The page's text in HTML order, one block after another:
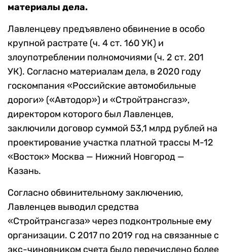
материалы дела.
Лавленцеву предъявлено обвинение в особо
крупной растрате (ч. 4 ст. 160 УК) и
злоупотреблении полномочиями (ч. 2 ст. 201
УК). Согласно материалам дела, в 2020 году
госкомпания «Российские автомобильные
дороги» («Автодор») и «Стройтрансгаз»,
директором которого был Лавленцев,
заключили договор суммой 53,1 млрд рублей на
проектирование участка платной трассы М-12
«Восток» Москва — Нижний Новгород —
Казань.
Согласно обвинительному заключению,
Лавленцев выводил средства
«Стройтрансгаза» через подконтрольные ему
организации. С 2017 по 2019 год на связанные с
экс-чиновником счета было перечислено более